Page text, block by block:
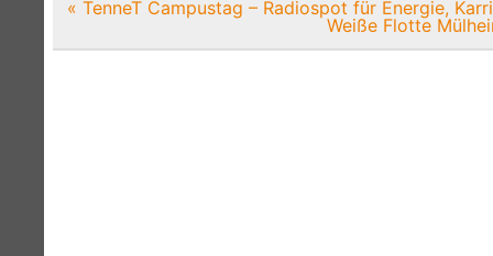
Beitragsnavigation
« TenneT Campustag – Radiospot für Energie,
Weiße Flotte